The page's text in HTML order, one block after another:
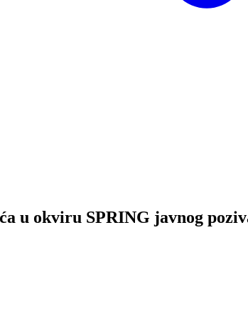
u okviru SPRING javnog